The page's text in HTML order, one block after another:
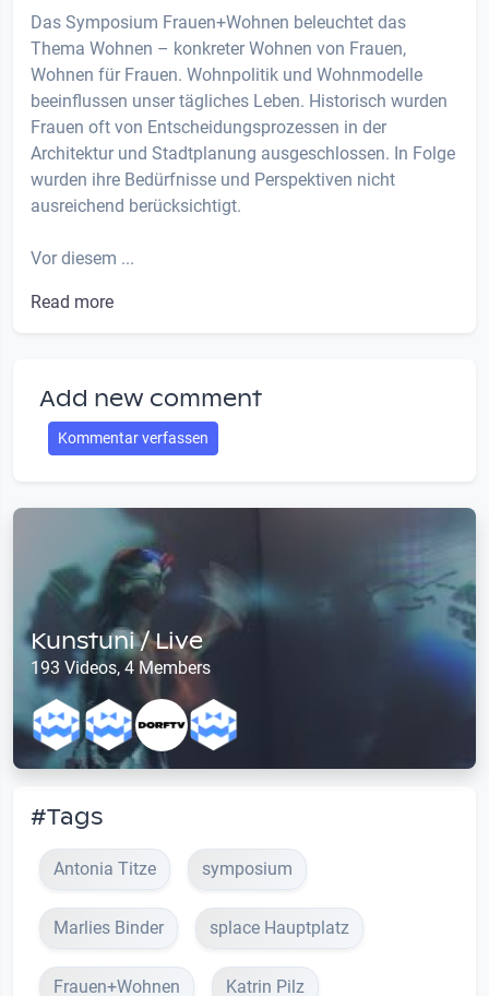
Das Symposium Frauen+Wohnen beleuchtet das
Thema Wohnen – konkreter Wohnen von Frauen,
Wohnen für Frauen. Wohnpolitik und Wohnmodelle
beeinflussen unser tägliches Leben. Historisch wurden
Frauen oft von Entscheidungsprozessen in der
Architektur und Stadtplanung ausgeschlossen. In Folge
wurden ihre Bedürfnisse und Perspektiven nicht
ausreichend berücksichtigt.
Vor diesem ...
Read more
Add new comment
Kommentar verfassen
Kunstuni / Live
193 Videos, 4 Members
#Tags
Antonia Titze symposium
Marlies Binder splace Hauptplatz
Frauen+Wohnen Katrin Pilz